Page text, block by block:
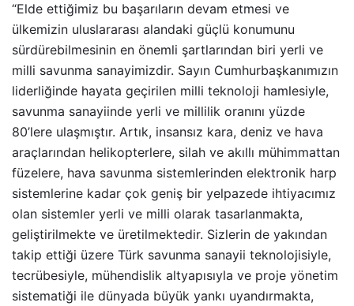
“Elde ettiğimiz bu başarıların devam etmesi ve
ülkemizin uluslararası alandaki güçlü konumunu
sürdürebilmesinin en önemli şartlarından biri yerli ve
milli savunma sanayimizdir. Sayın Cumhurbaşkanımızın
liderliğinde hayata geçirilen milli teknoloji hamlesiyle,
savunma sanayiinde yerli ve millilik oranını yüzde
80’lere ulaşmıştır. Artık, insansız kara, deniz ve hava
araçlarından helikopterlere, silah ve akıllı mühimmattan
füzelere, hava savunma sistemlerinden elektronik harp
sistemlerine kadar çok geniş bir yelpazede ihtiyacımız
olan sistemler yerli ve milli olarak tasarlanmakta,
geliştirilmekte ve üretilmektedir. Sizlerin de yakından
takip ettiği üzere Türk savunma sanayii teknolojisiyle,
tecrübesiyle, mühendislik altyapısıyla ve proje yönetim
sistematiği ile dünyada büyük yankı uyandırmakta,